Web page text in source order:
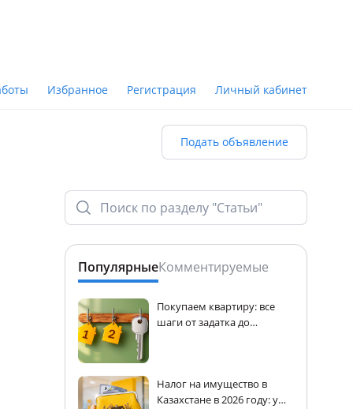
Избранное Регистрация Личный кабинет
Подать объявление
ПопулярныеКомментируемые
Покупаем квартиру: все
шаги от задатка до
Налог на имущество в
Казахстане в 2026 году: у